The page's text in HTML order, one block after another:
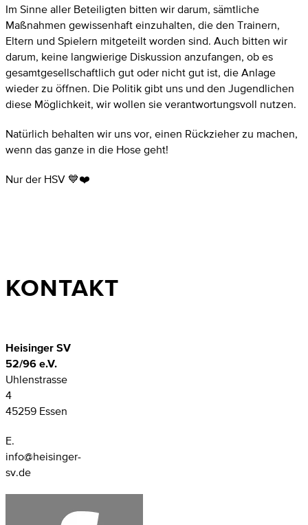
Im Sinne aller Beteiligten bitten wir darum, sämtliche
Maßnahmen gewissenhaft einzuhalten, die den Trainern,
Eltern und Spielern mitgeteilt worden sind. Auch bitten wir
darum, keine langwierige Diskussion anzufangen, ob es
gesamtgesellschaftlich gut oder nicht gut ist, die Anlage
wieder zu öffnen. Die Politik gibt uns und den Jugendlichen
diese Möglichkeit, wir wollen sie verantwortungsvoll nutzen.
Natürlich behalten wir uns vor, einen Rückzieher zu machen,
wenn das ganze in die Hose geht!
Nur der HSV 💙❤️
KONTAKT
Heisinger SV
52/96 e.V.
Uhlenstrasse
4
45259 Essen
E.
info@heisinger-
sv.de